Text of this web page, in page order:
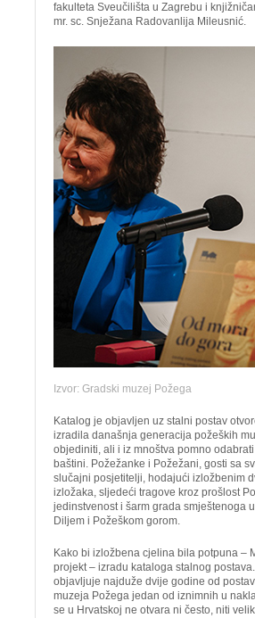
fakulteta Sveučilišta u Zagrebu i
mr. sc. Snježana Radovanlija Mileusnić.
Izvor: Gradski muzej Požega
Katalog je objavljen uz stalni postav
izradila današnja generacija požeških
objediniti, ali i iz mnoštva pomno
baštini. Požežanke i Požežani, gosti sa
slučajni posjetitelji, hodajući izložbenim
izložaka, sljedeći tragove kroz prošlost
jedinstvenost i šarm grada smještenoga
Diljem i Požeškom gorom.
Kako bi izložbena cjelina bila potpuna –
projekt – izradu kataloga stalnog
objavljuje najduže dvije godine od
muzeja Požega jedan od iznimnih u
se u Hrvatskoj ne otvara ni često, niti